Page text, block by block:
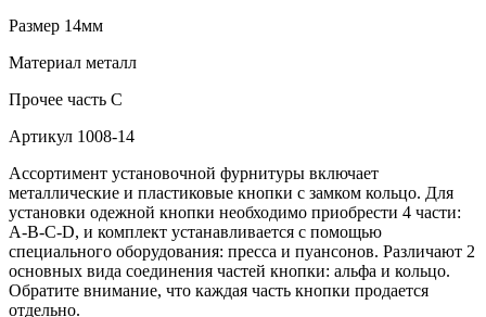
Размер 14мм
Материал металл
Прочее часть С
Артикул 1008-14
Ассортимент установочной фурнитуры включает
металлические и пластиковые кнопки с замком кольцо. Для
установки одежной кнопки необходимо приобрести 4 части:
A-B-C-D, и комплект устанавливается с помощью
специального оборудования: пресса и пуансонов. Различают 2
основных вида соединения частей кнопки: альфа и кольцо.
Обратите внимание, что каждая часть кнопки продается
отдельно.